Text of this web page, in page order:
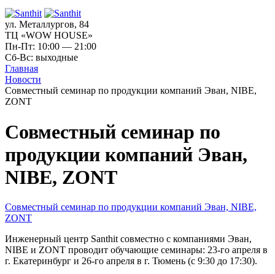
ул. Металлургов, 84
ТЦ «WOW HOUSE»
Пн-Пт: 10:00 — 21:00
Сб-Вс: выходные
Главная
Новости
Совместный семинар по продукции компаний Эван, NIBE,
ZONT
Совместный семинар по
продукции компаний Эван,
NIBE, ZONT
Совместный семинар по продукции компаний Эван, NIBE,
ZONT
Инженерный центр Santhit совместно с компаниями Эван,
NIBE и ZONT проводит обучающие семинары: 23-го апреля в
г. Екатеринбург и 26-го апреля в г. Тюмень (с 9:30 до 17:30).